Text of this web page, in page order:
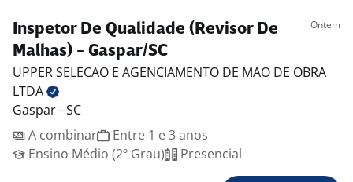
Inspetor De Qualidade (Revisor De
Malhas) - Gaspar/SC
Ontem
UPPER SELECAO E AGENCIAMENTO DE MAO DE OBRA
LTDA
Gaspar - SC
A combinar
Entre 1 e 3 anos
Ensino Médio (2º Grau)
Presencial